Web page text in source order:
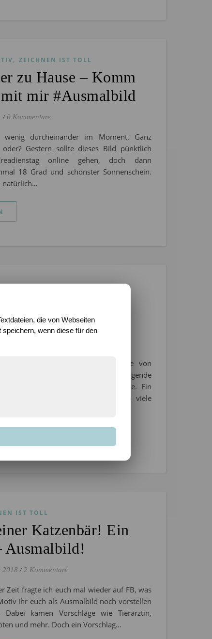
, ZEICHNEN IST TOLL
zu Hause – Komm
mir #Ausmalbild
/ 0 Kommentare
durcheinander im Moment. Ganz
oder? Gestern sollte dieses Bild pünktlich
online gehen, doch dann
18 Grad und schönster Sonnenschein.
natürlich…
IST TOLL
#Freebie
las mir mein Vater die Geschichte von
Mondfahrt” vor. Eine aufregende
die ich wirklich sehr geliebt habe. Ein
Kinder, die ihm halfen und so viele
IST TOLL
Katzenbär! Ein
Ausmalbild!
2018 / 2 Kommentare
Zeit fragte ich euch mal wieder auf FB, was
ihr euch als Ausmalbild noch vorstellen
Dabei kamen Vorschläge wie Tierärztin,
und mehr. Doch ein Vorschlag…
die von Webseiten
wenn diese für den